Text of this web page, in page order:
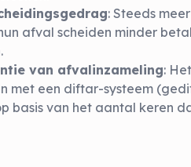
: Steeds
afval scheiden minder
van afvalinzameling:
met een diftar-systeem
basis van het aantal keren